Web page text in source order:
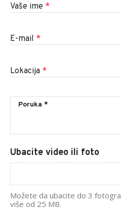
Vaše ime *
E-mail *
Lokacija *
Ubacite video ili foto
Možete da ubacite do 3
više od 25 MB.